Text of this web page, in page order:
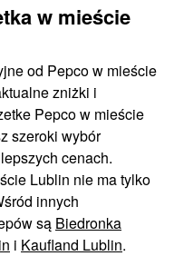
w mieście
od Pepco w mieście
zniżki i
Pepco w mieście
szeroki wybór
cenach.
Lublin nie ma tylko
innych
są Biedronka
i Kaufland Lublin.